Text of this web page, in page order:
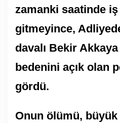
zamanki saatinde
gitmeyince,
davalı Bekir Akkaya
bedenini açık olan
gördü.
Onun ölümü, büyük